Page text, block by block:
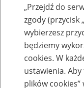
Baza
„Przejdź do
zgody (przycisk
wybierzesz
będziemy
cookies. W
ustawienia.
plików cookies”